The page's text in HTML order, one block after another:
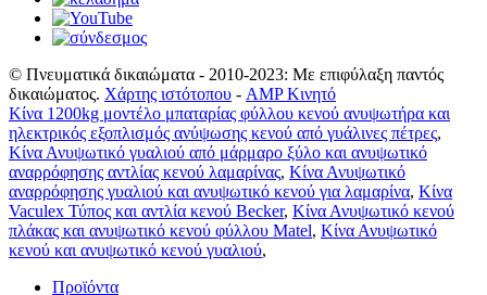
© Πνευματικά δικαιώματα - 2010-2023: Με επιφύλαξη παντός
δικαιώματος. Χάρτης ιστότοπου - AMP Κινητό
Κίνα 1200kg μοντέλο μπαταρίας φύλλου κενού ανυψωτήρα και
ηλεκτρικός εξοπλισμός ανύψωσης κενού από γυάλινες πέτρες,
Κίνα Ανυψωτικό γυαλιού από μάρμαρο ξύλο και ανυψωτικό
αναρρόφησης αντλίας κενού λαμαρίνας, Κίνα Ανυψωτικό
αναρρόφησης γυαλιού και ανυψωτικό κενού για λαμαρίνα, Κίνα
Vaculex Τύπος και αντλία κενού Becker, Κίνα Ανυψωτικό κενού
πλάκας και ανυψωτικό κενού φύλλου Matel, Κίνα Ανυψωτικό
κενού και ανυψωτικό κενού γυαλιού,
Προϊόντα